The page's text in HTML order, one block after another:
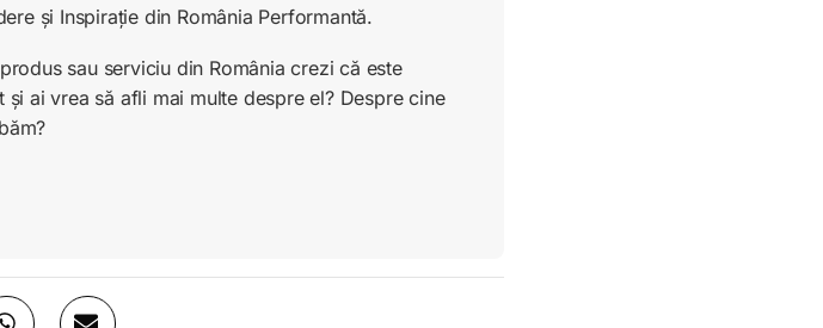
și Inspirație din România Performantă.
sau serviciu din România crezi că este
ai vrea să afli mai multe despre el? Despre cine